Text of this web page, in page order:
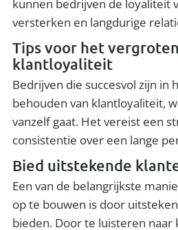
kunnen bedrijven de loyaliteit
versterken en langdurige
Tips voor het
klantloyaliteit
Bedrijven die succesvol zijn in
behouden van klantloyaliteit,
vanzelf gaat. Het vereist een
consistentie over een lange
Bied uitstekende
Een van de belangrijkste
op te bouwen is door
bieden. Door te luisteren